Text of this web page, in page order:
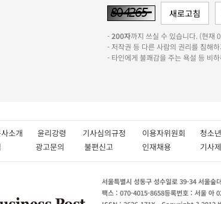
-200자까지 쓰실 수 있습니다. (현
- 저작권 등 다른 사람의 권리를 침해
- 타인에게 불쾌감을 주는 욕설 등 비
사소개 윤리강령 기사심의규정 이용자위원회 청소
광고문의 불편신고 인재채용 기
서울특별시 성동구 성수일로 39-34 서울숲
팩스 : 070-4015-8658등록번호 : 서울 아